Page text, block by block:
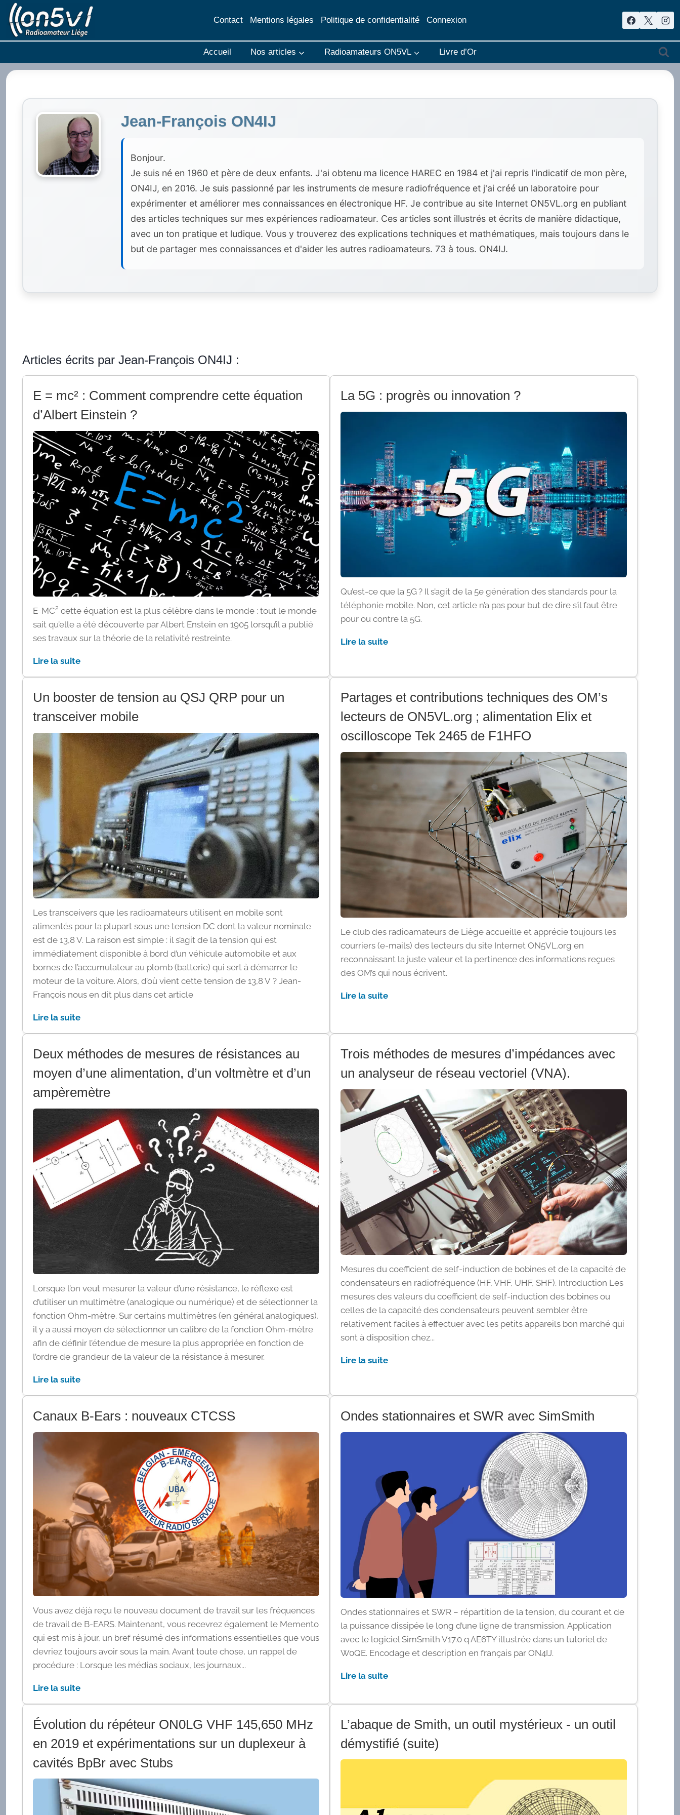
Aller
au
contenu
Contact Mentions légales Politique de confidentialité Connexion
Accueil Nos articles Radioamateurs ON5VL Livre d’Or
Jean-François ON4IJ
Bonjour.
Je suis né en 1960 et père de deux enfants. J'ai obtenu ma licence HAREC en 1984 et j'ai repris l'indicatif de mon père,
ON4IJ, en 2016. Je suis passionné par les instruments de mesure radiofréquence et j'ai créé un laboratoire pour
expérimenter et améliorer mes connaissances en électronique HF. Je contribue au site Internet ON5VL.org en publiant
des articles techniques sur mes expériences radioamateur. Ces articles sont illustrés et écrits de manière didactique,
avec un ton pratique et ludique. Vous y trouverez des explications techniques et mathématiques, mais toujours dans le
but de partager mes connaissances et d'aider les autres radioamateurs. 73 à tous. ON4IJ.
Articles écrits par Jean-François ON4IJ :
E = mc² : Comment comprendre cette équation
d’Albert Einstein ?
E=MC² cette équation est la plus célèbre dans le monde : tout le monde
sait qu’elle a été découverte par Albert Enstein en 1905 lorsqu’il a publié
ses travaux sur la théorie de la relativité restreinte.
Lire la suite
La 5G : progrès ou innovation ?
Qu’est-ce que la 5G ? Il s’agit de la 5e génération des standards pour la
téléphonie mobile. Non, cet article n’a pas pour but de dire s’il faut être
pour ou contre la 5G.
Lire la suite
Un booster de tension au QSJ QRP pour un
transceiver mobile
Les transceivers que les radioamateurs utilisent en mobile sont
alimentés pour la plupart sous une tension DC dont la valeur nominale
est de 13,8 V. La raison est simple : il s’agit de la tension qui est
immédiatement disponible à bord d’un véhicule automobile et aux
bornes de l’accumulateur au plomb (batterie) qui sert à démarrer le
moteur de la voiture. Alors, d’où vient cette tension de 13,8 V ? Jean-
François nous en dit plus dans cet article
Lire la suite
Partages et contributions techniques des OM’s
lecteurs de ON5VL.org ; alimentation Elix et
oscilloscope Tek 2465 de F1HFO
Le club des radioamateurs de Liège accueille et apprécie toujours les
courriers (e-mails) des lecteurs du site Internet ON5VL.org en
reconnaissant la juste valeur et la pertinence des informations reçues
des OM’s qui nous écrivent.
Lire la suite
Deux méthodes de mesures de résistances au
moyen d’une alimentation, d’un voltmètre et d’un
ampèremètre
Lorsque l’on veut mesurer la valeur d’une résistance, le réflexe est
d’utiliser un multimètre (analogique ou numérique) et de sélectionner la
fonction Ohm-mètre. Sur certains multimètres (en général analogiques),
il y a aussi moyen de sélectionner un calibre de la fonction Ohm-mètre
afin de définir l’étendue de mesure la plus appropriée en fonction de
l’ordre de grandeur de la valeur de la résistance à mesurer.
Lire la suite
Trois méthodes de mesures d’impédances avec
un analyseur de réseau vectoriel (VNA).
Mesures du coefficient de self-induction de bobines et de la capacité de
condensateurs en radiofréquence (HF, VHF, UHF, SHF). Introduction Les
mesures des valeurs du coefficient de self-induction des bobines ou
celles de la capacité des condensateurs peuvent sembler être
relativement faciles à effectuer avec les petits appareils bon marché qui
sont à disposition chez...
Lire la suite
Canaux B-Ears : nouveaux CTCSS
Vous avez déjà reçu le nouveau document de travail sur les fréquences
de travail de B-EARS. Maintenant, vous recevrez également le Memento
qui est mis à jour, un bref résumé des informations essentielles que vous
devriez toujours avoir sous la main. Avant toute chose, un rappel de
procédure : Lorsque les médias sociaux, les journaux...
Lire la suite
Ondes stationnaires et SWR avec SimSmith
Ondes stationnaires et SWR – répartition de la tension, du courant et de
la puissance dissipée le long d’une ligne de transmission. Application
avec le logiciel SimSmith V17.0 q AE6TY illustrée dans un tutoriel de
W0QE. Encodage et description en français par ON4IJ.
Lire la suite
Évolution du répéteur ON0LG VHF 145,650 MHz
en 2019 et expérimentations sur un duplexeur à
cavités BpBr avec Stubs
L’abaque de Smith, un outil mystérieux - un outil
démystifié (suite)